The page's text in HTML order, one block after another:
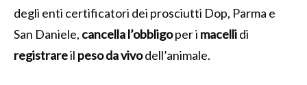
degli enti certificatori dei prosciutti Dop, Parma e
San Daniele, cancella l’obbligoper i macellidi
registrareil peso da vivodell’animale.